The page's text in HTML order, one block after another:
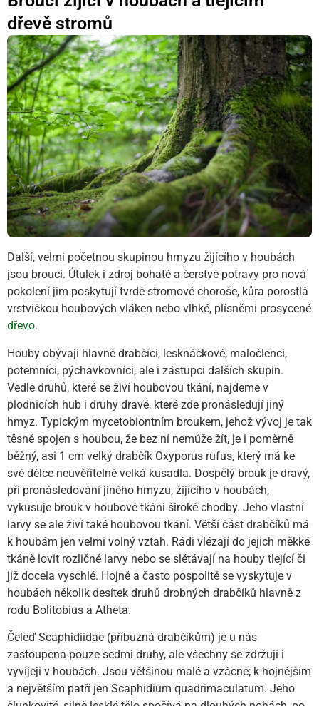
dřevě stromů
Další, velmi početnou skupinou hmyzu žijícího v houbách
jsou brouci. Útulek i zdroj bohaté a čerstvé potravy pro nová
pokolení jim poskytují tvrdé stromové choroše, kůra porostlá
vrstvičkou houbových vláken nebo vlhké, plísněmi prosycené
dřevo.
Houby obývají hlavně drabčíci, lesknáčkové, maločlenci,
potemníci, pýchavkovníci, ale i zástupci dalších skupin.
Vedle druhů, které se živí houbovou tkání, najdeme v
plodnicích hub i druhy dravé, které zde pronásledují jiný
hmyz. Typickým mycetobiontním broukem, jehož vývoj je tak
těsně spojen s houbou, že bez ní nemůže žít, je i poměrně
běžný, asi 1 cm velký drabčík Oxyporus rufus, který má ke
své délce neuvěřitelně velká kusadla. Dospělý brouk je dravý,
při pronásledování jiného hmyzu, žijícího v houbách,
vykusuje brouk v houbové tkáni široké chodby. Jeho vlastní
larvy se ale živí také houbovou tkání. Větší část drabčíků má
k houbám jen velmi volný vztah. Rádi vlézají do jejich měkké
tkáně lovit rozličné larvy nebo se slétávají na houby tlející či
již docela vyschlé. Hojně a často pospolitě se vyskytuje v
houbách několik desítek druhů drobných drabčíků hlavně z
rodu Bolitobius a Atheta.
Čeleď Scaphidiidae (příbuzná drabčíkům) je u nás
zastoupena pouze sedmi druhy, ale všechny se zdržují i
vyvíjejí v houbách. Jsou většinou malé a vzácné; k hojnějším
a největším patří jen Scaphidium quadrimaculatum. Jeho